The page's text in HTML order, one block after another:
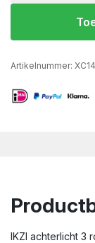
Artikelnummer:
IKZI achterlicht 3